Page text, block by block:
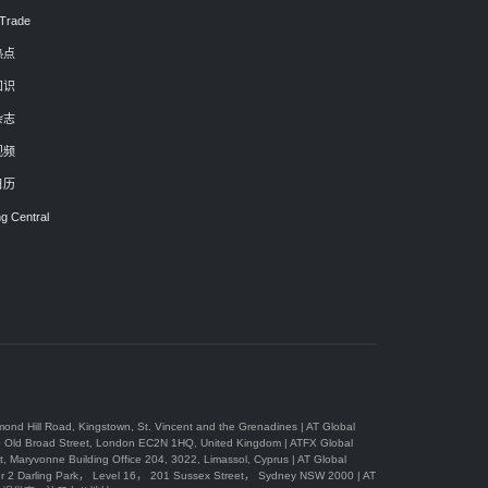
点
识
志
频
历
Central
Hill Road, Kingstown, St. Vincent and the Grenadines | AT Global
Broad Street, London EC2N 1HQ, United Kingdom | ATFX Global
Maryvonne Building Office 204, 3022, Limassol, Cyprus | AT Global
2 Darling Park， Level 16， 201 Sussex Street， Sydney NSW 2000 | AT